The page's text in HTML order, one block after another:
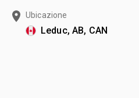
Ubicazione
Leduc, AB, CAN